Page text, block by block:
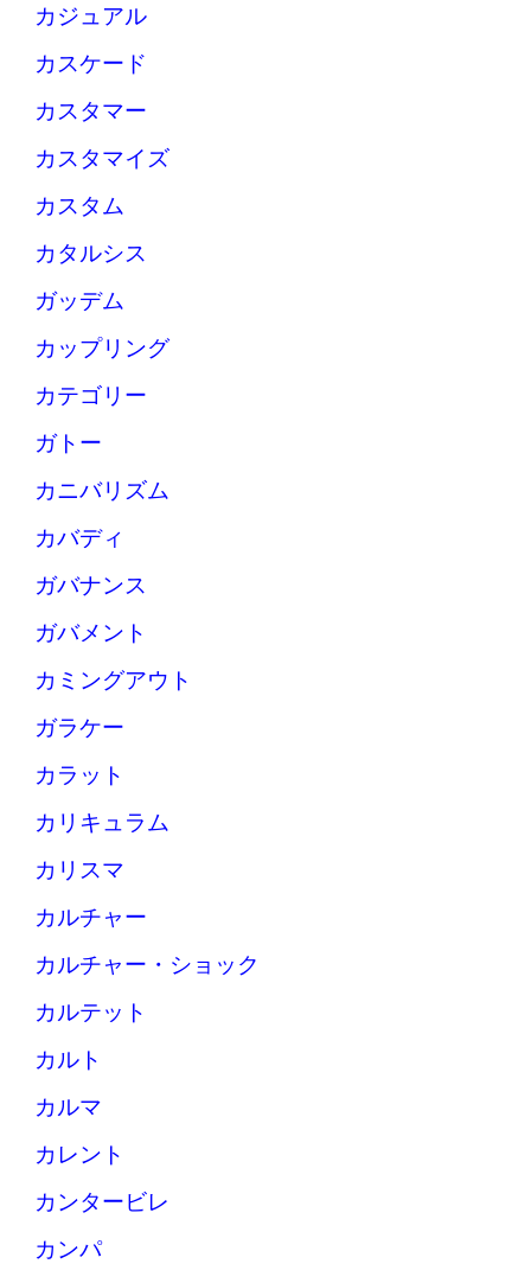
カジュアル
カスケード
カスタマー
カスタマイズ
カスタム
カタルシス
ガッデム
カップリング
カテゴリー
ガトー
カニバリズム
カバディ
ガバナンス
ガバメント
カミングアウト
ガラケー
カラット
カリキュラム
カリスマ
カルチャー
カルチャー・ショック
カルテット
カルト
カルマ
カレント
カンタービレ
カンパ